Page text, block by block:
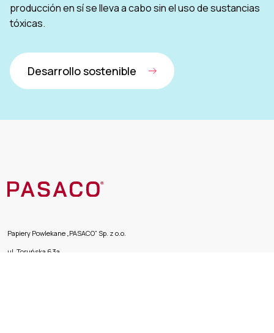
producción en sí se lleva a cabo sin el uso de sustancias
tóxicas.
Desarrollo sostenible
Papiery Powlekane „PASACO” Sp. z o.o.
ul. Toruńska 63a